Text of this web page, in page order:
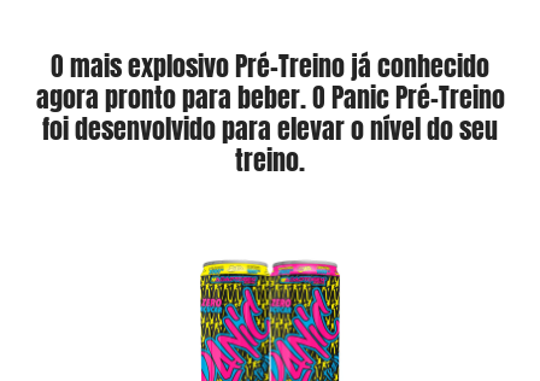
O mais explosivo Pré-Treino já conhecido
agora pronto para beber. O Panic Pré-Treino
foi desenvolvido para elevar o nível do seu
treino.